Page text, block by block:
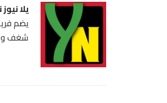
يلا
يضم
شغف